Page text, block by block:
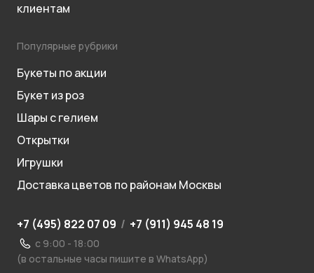
клиентам
Популярные рубрики
Букеты по акции
Букет из роз
Шары с гелием
Открытки
Игрушки
Доставка цветов по районам Москвы
+7 (495) 822 07 09 / +7 (911) 945 48 19
с 9:00 - 18:00
(в остальные часы пишите в WhatsApp)